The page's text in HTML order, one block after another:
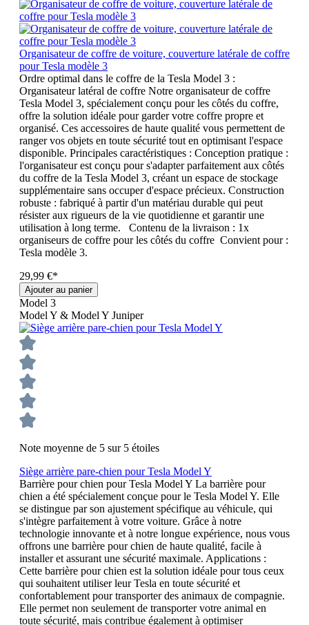
Organisateur de coffre de voiture, couverture latérale de coffre
pour Tesla modèle 3
Ordre optimal dans le coffre de la Tesla Model 3 :
Organisateur latéral de coffre Notre organisateur de coffre
Tesla Model 3, spécialement conçu pour les côtés du coffre,
offre la solution idéale pour garder votre coffre propre et
organisé. Ces accessoires de haute qualité vous permettent de
ranger vos objets en toute sécurité tout en optimisant l'espace
disponible. Principales caractéristiques : Conception pratique :
l'organisateur est conçu pour s'adapter parfaitement aux côtés
du coffre de la Tesla Model 3, créant un espace de stockage
supplémentaire sans occuper d'espace précieux. Construction
robuste : fabriqué à partir d'un matériau durable qui peut
résister aux rigueurs de la vie quotidienne et garantir une
utilisation à long terme. Contenu de la livraison : 1x
organiseurs de coffre pour les côtés du coffre Convient pour :
Tesla modèle 3.
29,99 €*
Ajouter au panier
Model 3
Model Y & Model Y Juniper
Note moyenne de 5 sur 5 étoiles
Siège arrière pare-chien pour Tesla Model Y
Barrière pour chien pour Tesla Model Y La barrière pour
chien a été spécialement conçue pour le Tesla Model Y. Elle
se distingue par son ajustement spécifique au véhicule, qui
s'intègre parfaitement à votre voiture. Grâce à notre
technologie innovante et à notre longue expérience, nous vous
offrons une barrière pour chien de haute qualité, facile à
installer et assurant une sécurité maximale. Applications :
Cette barrière pour chien est la solution idéale pour tous ceux
qui souhaitent utiliser leur Tesla en toute sécurité et
confortablement pour transporter des animaux de compagnie.
Elle permet non seulement de transporter votre animal en
toute sécurité, mais contribue également à optimiser